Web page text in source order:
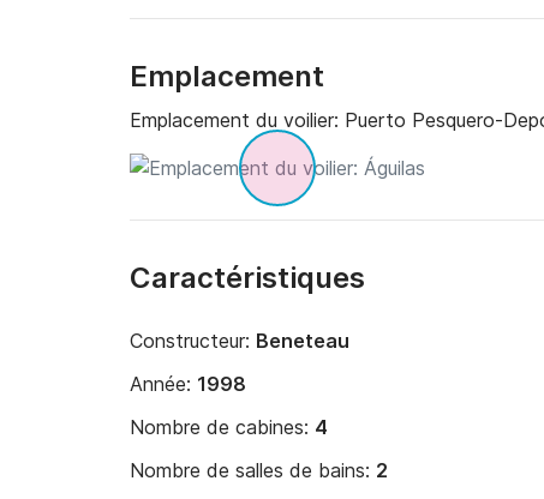
Emplacement
Emplacement du voilier: Puerto Pesquero-
Caractéristiques
Constructeur: Beneteau
Année: 1998
Nombre de cabines: 4
Nombre de salles de bains: 2